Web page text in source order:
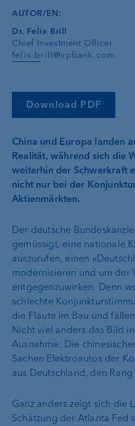
AUTOR/EN:
Dr. Felix Brill
Chief Investment Officer
felix.brill@vpbank.com
Download PDF
China und Europa landen
Realität, während sich die
weiterhin der Schwerkraft
nicht nur bei der
Aktienmärkten.
Der deutsche
gemüssigt, eine nationale
auszurufen, einen
modernisieren und um der
entgegenzuwirken. Denn
schlechte
die Flaute im Bau und
Nicht viel anders das Bild
Ausnahme: Die
Sachen Elektroautos der
aus Deutschland, den
Ganz anders zeigt sich die
Schätzung der Atlanta Fed